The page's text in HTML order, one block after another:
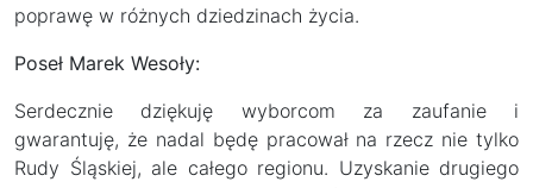
poprawę w różnych dziedzinach życia.
Poseł Marek Wesoły:
Serdecznie dziękuję wyborcom za zaufanie i
gwarantuję, że nadal będę pracował na rzecz nie tylko
Rudy Śląskiej, ale całego regionu. Uzyskanie drugiego